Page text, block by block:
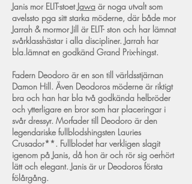
Janis mor ELIT-stoetJawa är noga utvalt som
avelssto pga sitt starka möderne, där både mor
Jarrah & mormor Jill är ELIT- ston och har lämnat
svårklasshästar i alla discipliner. Jarrah har
bla.lämnat en godkänd Grand Prix-hingst.
Fadern Deodoro är en son till världsstjärnan
Damon Hill. Även Deodoros möderne är riktigt
bra och han har bla två godkända helbröder
och ytterligare en bror som har placeringar i
svår dressyr. Morfader till Deodoro är den
legendariske fullblodshingsten Lauries
Crusador**. Fullblodet har verkligen slagit
igenom på Janis, då hon är och rör sig oerhört
lätt och elegant. Janis är ur Deodoros första
fölårgång.